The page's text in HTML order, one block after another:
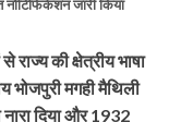
जारी किया
राज्य की क्षेत्रीय भाषा
भोजपुरी मगही मैथि‍ली
दिया और 1932